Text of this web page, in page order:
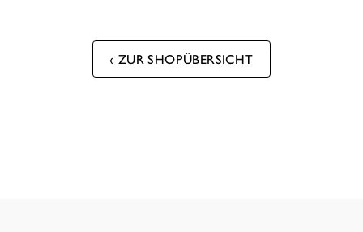
ZUR SHOPÜBERSICHT